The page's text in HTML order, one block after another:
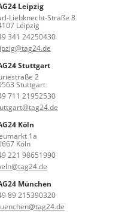
Leipzig
Liebknecht-Straße 8
Leipzig
341 24250430
Stuttgart
2
Stuttgart
711 21952530
Köln
1a
Köln
221 98651990
München
89 215390320